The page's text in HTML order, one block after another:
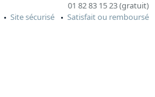
01 82 83 15 23 (gratuit)
Site sécurisé
Satisfait ou remboursé